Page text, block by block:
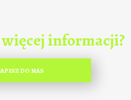
informacji?
DO NAS